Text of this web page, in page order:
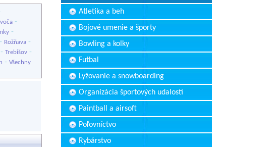
-
-
- Rožňava -
- Trebišov -
- Všechny
Atletika a beh
Bojové umenie a športy
Bowling a kolky
Futbal
Lyžovanie a snowboarding
Organizácia športových udalostí
Paintball a airsoft
Poľovníctvo
Rybárstvo